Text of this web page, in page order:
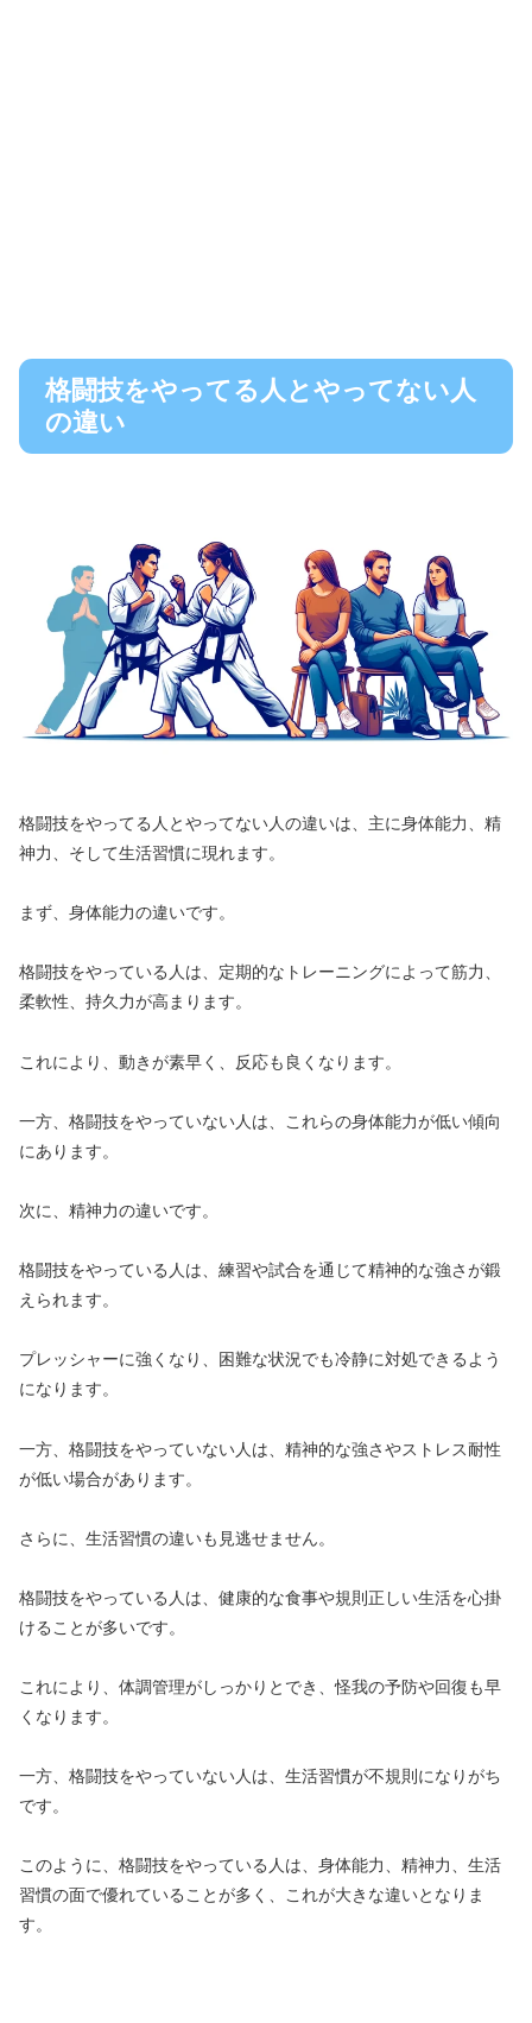
格闘技をやってる人とやってない人
の違い
格闘技をやってる人とやってない人の違いは、主に身体能力、精
神力、そして生活習慣に現れます。
まず、身体能力の違いです。
格闘技をやっている人は、定期的なトレーニングによって筋力、
柔軟性、持久力が高まります。
これにより、動きが素早く、反応も良くなります。
一方、格闘技をやっていない人は、これらの身体能力が低い傾向
にあります。
次に、精神力の違いです。
格闘技をやっている人は、練習や試合を通じて精神的な強さが鍛
えられます。
プレッシャーに強くなり、困難な状況でも冷静に対処できるよう
になります。
一方、格闘技をやっていない人は、精神的な強さやストレス耐性
が低い場合があります。
さらに、生活習慣の違いも見逃せません。
格闘技をやっている人は、健康的な食事や規則正しい生活を心掛
けることが多いです。
これにより、体調管理がしっかりとでき、怪我の予防や回復も早
くなります。
一方、格闘技をやっていない人は、生活習慣が不規則になりがち
です。
このように、格闘技をやっている人は、身体能力、精神力、生活
習慣の面で優れていることが多く、これが大きな違いとなりま
す。